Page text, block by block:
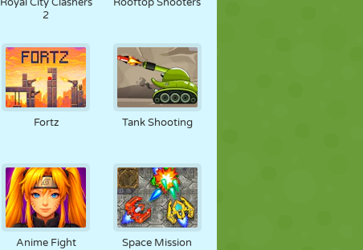
2
Fortz Tank Shooting
Anime Fight Space Mission